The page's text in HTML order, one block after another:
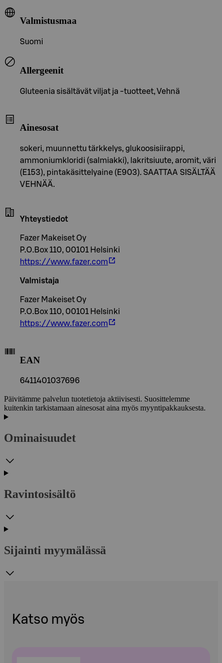
Valmistusmaa
Suomi
Allergeenit
Gluteenia sisältävät viljat ja -tuotteet, Vehnä
Ainesosat
sokeri, muunnettu tärkkelys, glukoosisiirappi,
ammoniumkloridi (salmiakki), lakritsiuute, aromit, väri
(E153), pintakäsittelyaine (E903). SAATTAA SISÄLTÄÄ
VEHNÄÄ.
Yhteystiedot
Fazer Makeiset Oy
P.O.Box 110, 00101 Helsinki
https://www.fazer.com
Valmistaja
Fazer Makeiset Oy
P.O.Box 110, 00101 Helsinki
https://www.fazer.com
EAN
6411401037696
Päivitämme palvelun tuotetietoja aktiivisesti. Suosittelemme
kuitenkin tarkistamaan ainesosat aina myös myyntipakkauksesta.
Ominaisuudet
Ravintosisältö
Sijainti myymälässä
Katso myös